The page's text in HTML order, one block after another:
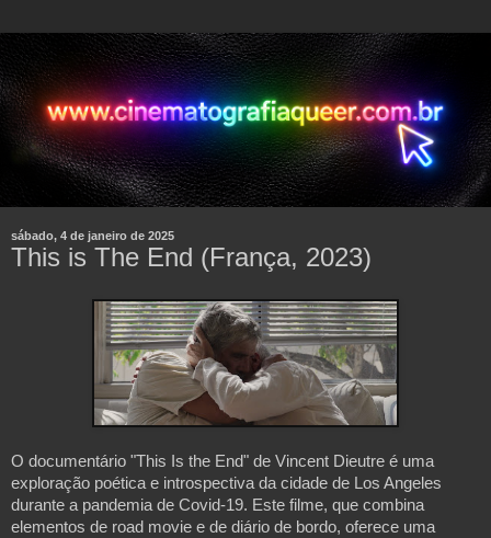
sábado, 4 de janeiro de 2025
This is The End (França, 2023)
O documentário "This Is the End" de Vincent Dieutre é uma
exploração poética e introspectiva da cidade de Los Angeles
durante a pandemia de Covid-19. Este filme, que combina
elementos de road movie e de diário de bordo, oferece uma